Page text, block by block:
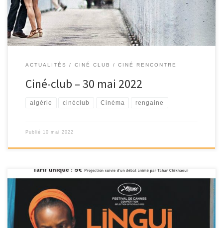
ACTUALITÉS CINÉ CLUB / CINÉ RENCONTRE
Ciné-club – 30 mai 2022
algérie cinéclub Cinéma rengaine
Publié 10 mai 2022